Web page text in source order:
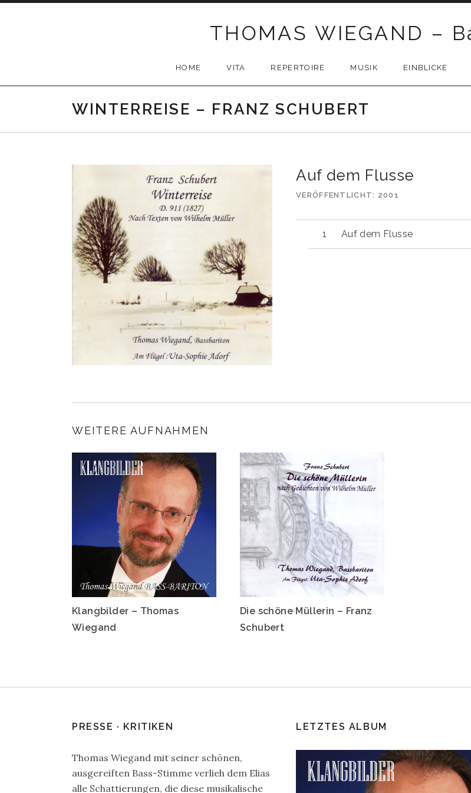
THOMAS WIEGAND –
HOME VITA REPERTOIRE MUSIK EINBLICKE
WINTERREISE – FRANZ SCHUBERT
Auf dem Flusse
VERÖFFENTLICHT 2001
Auf dem Flusse
WEITERE AUFNAHMEN
Klangbilder – Thomas
Wiegand
Die schöne Müllerin – Franz
Schubert
PRESSE · KRITIKEN
Thomas Wiegand mit seiner schönen,
ausgereiften Bass-Stimme verlieh dem Elias
alle Schattierungen, die diese musikalische
LETZTES ALBUM